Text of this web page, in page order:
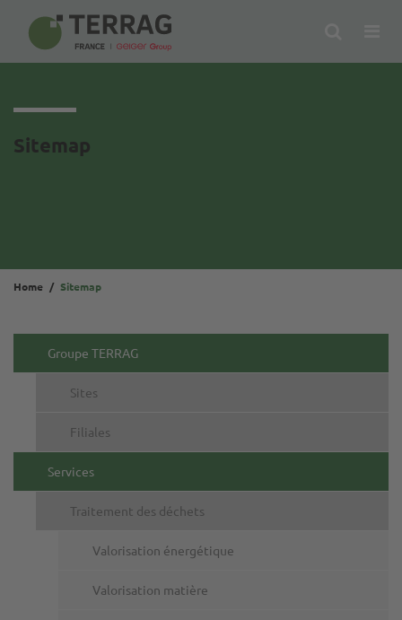
Sitemap
Home Sitemap
Groupe TERRAG
Sites
Filiales
Services
Traitement des déchets
Valorisation énergétique
Valorisation matière